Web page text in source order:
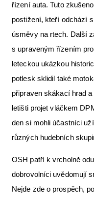
řízení auta. Tuto
postižení, kteří odchází
úsměvy na rtech. Další
s upraveným řízením
leteckou ukázkou
potlesk sklidil také
připraven skákací hrad
letišti projet vláčkem
den si mohli účastníci
různých hudebních
OSH patří k vrcholně
dobrovolníci uvědomují
Nejde zde o prospěch,